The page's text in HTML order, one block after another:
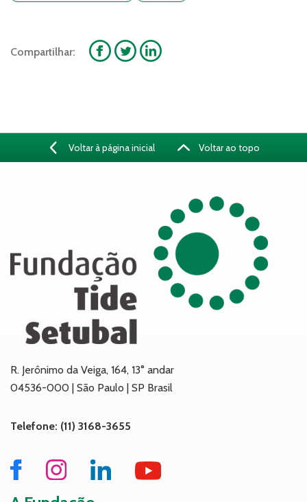
Compartilhar:
Voltar à página inicial Voltar ao topo
R. Jerônimo da Veiga, 164, 13° andar
04536-000 | São Paulo | SP Brasil
Telefone: (11) 3168-3655